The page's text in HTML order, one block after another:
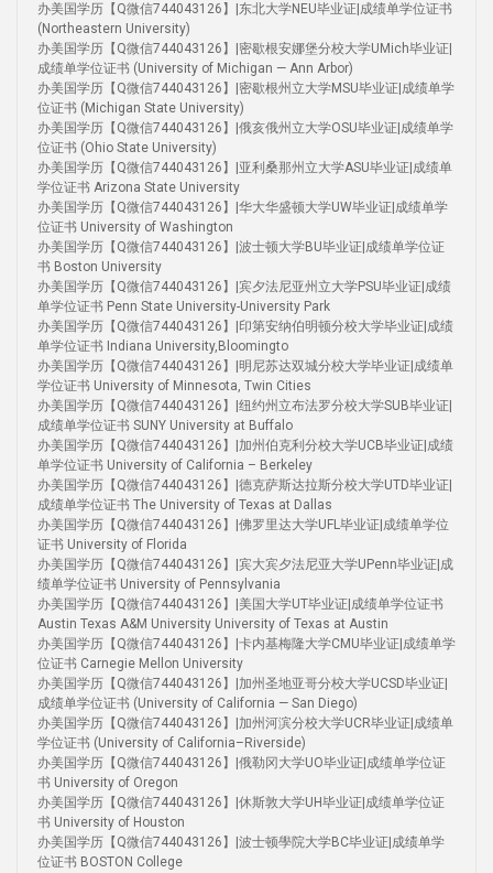
办美国学历【Q微信744043126】|东北大学NEU毕业证|成绩单学位证书
(Northeastern University)
办美国学历【Q微信744043126】|密歇根安娜堡分校大学UMich毕业证|
成绩单学位证书 (University of Michigan — Ann Arbor)
办美国学历【Q微信744043126】|密歇根州立大学MSU毕业证|成绩单学
位证书 (Michigan State University)
办美国学历【Q微信744043126】|俄亥俄州立大学OSU毕业证|成绩单学
位证书 (Ohio State University)
办美国学历【Q微信744043126】|亚利桑那州立大学ASU毕业证|成绩单
学位证书 Arizona State University
办美国学历【Q微信744043126】|华大华盛顿大学UW毕业证|成绩单学
位证书 University of Washington
办美国学历【Q微信744043126】|波士顿大学BU毕业证|成绩单学位证
书 Boston University
办美国学历【Q微信744043126】|宾夕法尼亚州立大学PSU毕业证|成绩
单学位证书 Penn State University-University Park
办美国学历【Q微信744043126】|印第安纳伯明顿分校大学毕业证|成绩
单学位证书 Indiana University,Bloomingto
办美国学历【Q微信744043126】|明尼苏达双城分校大学毕业证|成绩单
学位证书 University of Minnesota, Twin Cities
办美国学历【Q微信744043126】|纽约州立布法罗分校大学SUB毕业证|
成绩单学位证书 SUNY University at Buffalo
办美国学历【Q微信744043126】|加州伯克利分校大学UCB毕业证|成绩
单学位证书 University of California – Berkeley
办美国学历【Q微信744043126】|德克萨斯达拉斯分校大学UTD毕业证|
成绩单学位证书 The University of Texas at Dallas
办美国学历【Q微信744043126】|佛罗里达大学UFL毕业证|成绩单学位
证书 University of Florida
办美国学历【Q微信744043126】|宾大宾夕法尼亚大学UPenn毕业证|成
绩单学位证书 University of Pennsylvania
办美国学历【Q微信744043126】|美国大学UT毕业证|成绩单学位证书
Austin Texas A&M University University of Texas at Austin
办美国学历【Q微信744043126】|卡内基梅隆大学CMU毕业证|成绩单学
位证书 Carnegie Mellon University
办美国学历【Q微信744043126】|加州圣地亚哥分校大学UCSD毕业证|
成绩单学位证书 (University of California — San Diego)
办美国学历【Q微信744043126】|加州河滨分校大学UCR毕业证|成绩单
学位证书 (University of California–Riverside)
办美国学历【Q微信744043126】|俄勒冈大学UO毕业证|成绩单学位证
书 University of Oregon
办美国学历【Q微信744043126】|休斯敦大学UH毕业证|成绩单学位证
书 University of Houston
办美国学历【Q微信744043126】|波士顿學院大学BC毕业证|成绩单学
位证书 BOSTON College